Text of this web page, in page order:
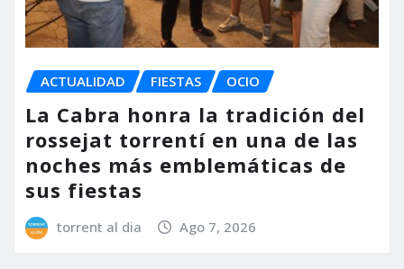
ACTUALIDAD FIESTAS OCIO
La Cabra honra la tradición del
rossejat torrentí en una de las
noches más emblemáticas de
sus fiestas
torrent al dia Ago 7, 2026